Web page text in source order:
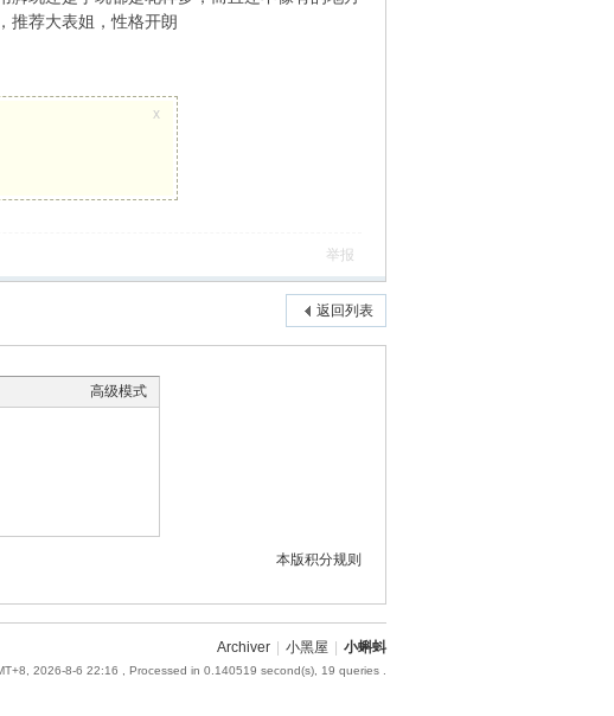
推荐大表姐，性格开朗
x
举报
返回列表
高级模式
本版积分规则
Archiver 小黑屋 小蝌蚪
2026-8-6 22:16 , Processed in 0.140519 second(s), 19 queries .